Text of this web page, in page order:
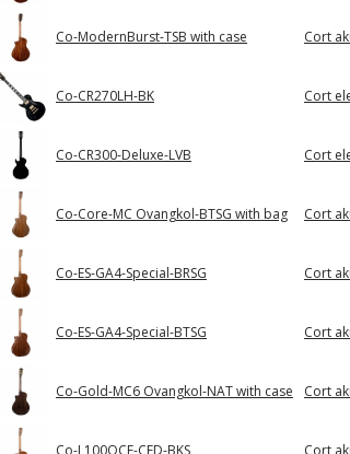
Co-ModernBurst-TSB with case Cort
Co-CR270LH-BK Cort
Co-CR300-Deluxe-LVB Cort
Co-Core-MC Ovangkol-BTSG with bag Cort
Co-ES-GA4-Special-BRSG Cort
Co-ES-GA4-Special-BTSG Cort
Co-Gold-MC6 Ovangkol-NAT with case Cort
Co-L100OCF-CED-BKS Cort